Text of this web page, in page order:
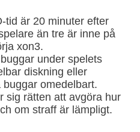
tid är 20 minuter efter
än tre är inne på
xon3.
under spelets
diskning eller
omedelbart.
sig rätten att avgöra hur
om straff är lämpligt.